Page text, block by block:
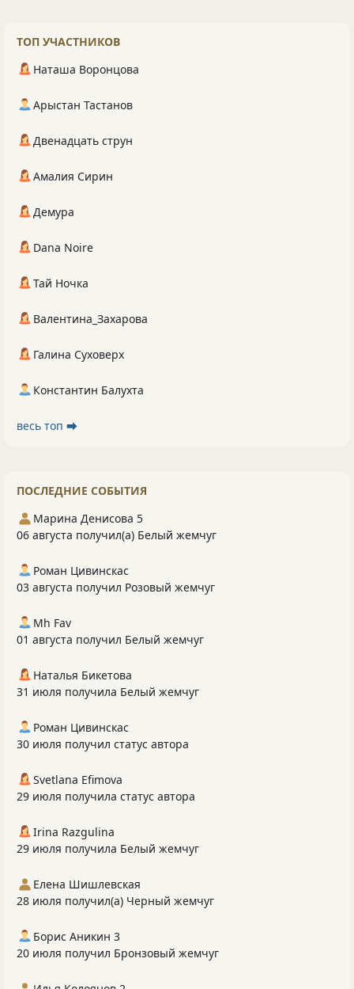
ТОП УЧАСТНИКОВ
Наташа Воронцова
Арыстан Тастанов
Двенадцать струн
Амалия Сирин
Демура
Dana Noire
Тай Ночка
Валентина_Захарова
Галина Суховерх
Константин Балухта
весь топ ⮕
ПОСЛЕДНИЕ СОБЫТИЯ
Марина Денисова 5
06 августа получил(а) Белый жемчуг
Роман Цивинскас
03 августа получил Розовый жемчуг
Mh Fav
01 августа получил Белый жемчуг
Наталья Бикетова
31 июля получила Белый жемчуг
Роман Цивинскас
30 июля получил статус автора
Svetlana Efimova
29 июля получила статус автора
Irina Razgulina
29 июля получила Белый жемчуг
Елена Шишлевская
28 июля получил(а) Черный жемчуг
Борис Аникин 3
20 июля получил Бронзовый жемчуг